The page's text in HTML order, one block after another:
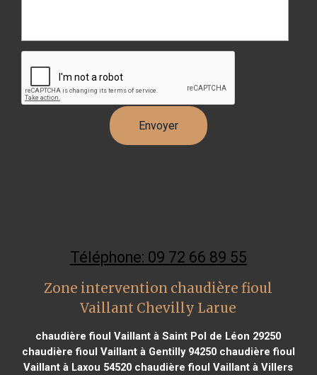
Téléphone: 09 72 66 89 55
Zone intervention chaudière fioul
Vaillant Chevilly Larue
chaudière fioul Vaillant à Saint Pol de Léon 29250
chaudière fioul Vaillant à Gentilly 94250chaudière fioul
Vaillant à Laxou 54520 chaudière fioul Vaillant à Villers